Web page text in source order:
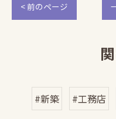
< 前のページ
#新築 #工務店